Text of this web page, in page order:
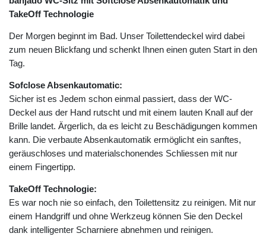
TakeOff Technologie
Der Morgen beginnt im Bad. Unser Toilettendeckel wird dabei
zum neuen Blickfang und schenkt Ihnen einen guten Start in den
Tag.
Sofclose Absenkautomatic:
Sicher ist es Jedem schon einmal passiert, dass der WC-
Deckel aus der Hand rutscht und mit einem lauten Knall auf der
Brille landet. Ärgerlich, da es leicht zu Beschädigungen kommen
kann. Die verbaute Absenkautomatik ermöglicht ein sanftes,
geräuschloses und materialschonendes Schliessen mit nur
einem Fingertipp.
TakeOff Technologie:
Es war noch nie so einfach, den Toilettensitz zu reinigen. Mit nur
einem Handgriff und ohne Werkzeug können Sie den Deckel
dank intelligenter Scharniere abnehmen und reinigen.